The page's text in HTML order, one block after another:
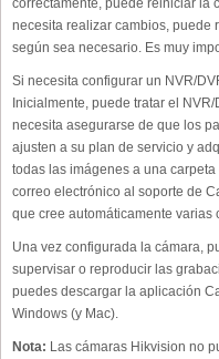
correctamente, puede reiniciar la
necesita realizar cambios, puede
según sea necesario. Es muy
Si necesita configurar un NVR/
Inicialmente, puede tratar el
necesita asegurarse de que los
ajusten a su plan de servicio y
todas las imágenes a una
correo electrónico al soporte de
que cree automáticamente varias
Una vez configurada la cámara,
supervisar o reproducir las
puedes descargar la aplicación
Windows (y Mac).
Nota: Las cámaras Hikvision no